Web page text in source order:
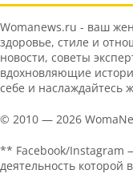
Womanews.ru - ваш
здоровье, стиле и
новости, советы
вдохновляющие
себе и наслаждайтесь
© 2010 — 2026
** Facebook/Instagram
деятельность которой